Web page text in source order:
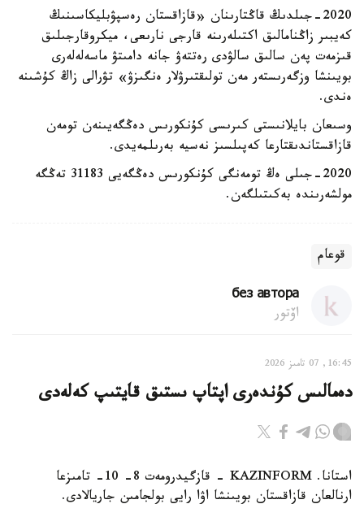
2020-جىلدىڭ قاڭتارىنان «قازاقستان رەسپۋبليكاسىنىڭ
كەيبىر زاڭنامالىق اكتىلەرىنە قارجى نارىعى، ميكروقارجىلىق
قىزمەت پەن سالىق سالۋدى رەتتەۋ جانە دامىتۋ ماسەلەلەرى
بويىنشا وزگەرىستەر مەن تولىقتىرۋلار ەنگىزۋ» تۋرالى زاڭ كۇشىنە
ەندى.
وسىعان بايلانىستى كىرىسى كۇنكورىس دەڭگەيىنەن تومەن
قازاقستاندىقتارعا كەپىلسىز نەسيە بەرىلمەيدى.
2020-جىلى ەڭ تومەنگى كۇنكورىس دەڭگەيى 31183 تەڭگە
مولشەرىندە بەكىتىلگەن.
قوعام
без автора
اۆتور
16:45, 07 تامىز 2026
دەمالىس كۇندەرى اپتاپ ىستىق قايتىپ كەلەدى
استانا. KAZINFORM - قازگيدرومەت 8- 10- تامىزعا
ارنالعان قازاقستان بويىنشا اۋا رايى بولجامىن جاريالادى.